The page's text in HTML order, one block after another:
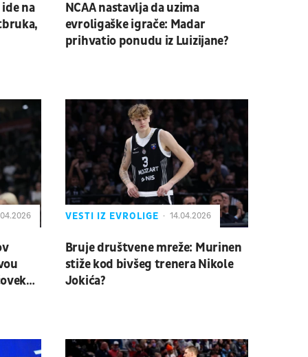
na
NCAA nastavlja da uzima
evroligaške igrače: Madar
prihvatio ponudu iz Luizijane?
VESTI IZ EVROLIGE 14.04.2026
Bruje društvene mreže: Murinen
stiže kod bivšeg trenera Nikole
Jokića?